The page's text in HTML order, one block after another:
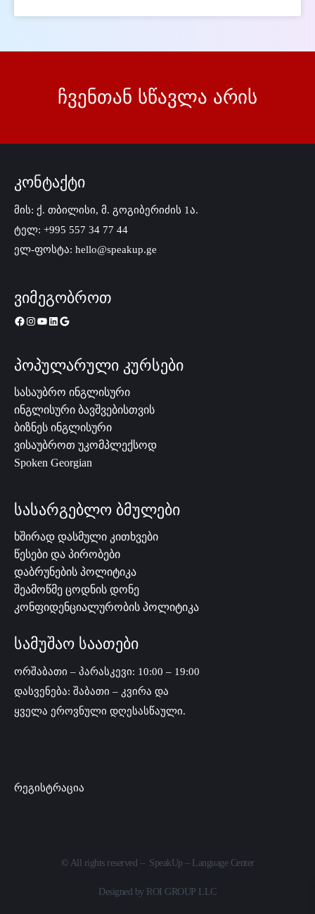
ჩვენთან სწავლა არის
კონტაქტი
მის: ქ. თბილისი, მ. გოგიბერიძის 1ა.
ტელ: +995 557 34 77 44
ელ-ფოსტა: hello@speakup.ge
ვიმეგობროთ
პოპულარული კურსები
სასაუბრო ინგლისური
ინგლისური ბავშვებისთვის
ბიზნეს ინგლისური
ვისაუბროთ უკომპლექსოდ
Spoken Georgian
სასარგებლო ბმულები
ხშირად დასმული კითხვები
წესები და პირობები
დაბრუნების პოლიტიკა
შეამოწმე ცოდნის დონე
კონფიდენციალურობის პოლიტიკა
სამუშაო საათები
ორშაბათი – პარასკევი: 10:00 – 19:00
დასვენება: შაბათი – კვირა და
ყველა ეროვნული დღესასწაული.
რეგისტრაცია
© All rights reserved – SpeakUp – Language Center
Designed by ROI GROUP LLC